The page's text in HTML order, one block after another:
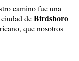
camino fue una
deBirdsboro
que nosotros